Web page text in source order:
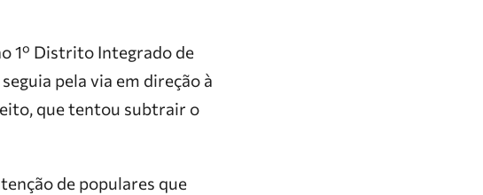
1º Distrito Integrado de
pela via em direção à
que tentou subtrair o
de populares que